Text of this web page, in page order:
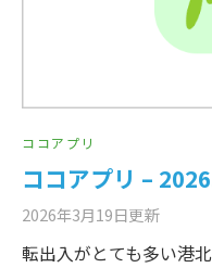
ココアプリ
ココアプリ –
2026年3月19日更新
転出入がとても多い港